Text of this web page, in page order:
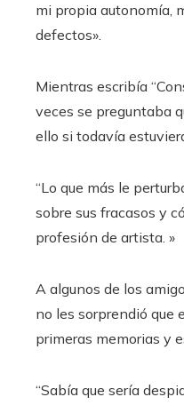
mi propia autonomía,
defectos».
Mientras escribía
veces se preguntaba
ello si todavía
“Lo que más le
sobre sus fracasos y
profesión de artista. »
A algunos de los
no les sorprendió que
primeras memorias y
“Sabía que sería